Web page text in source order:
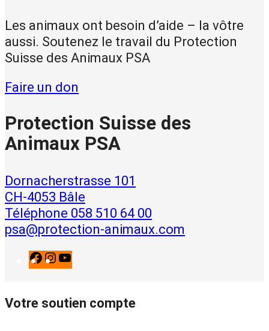
Les animaux ont besoin d’aide – la vôtre
aussi. Soutenez le travail du Protection
Suisse des Animaux PSA
Faire un don
Protection Suisse des
Animaux PSA
Dornacherstrasse 101
CH-4053 Bâle
Téléphone 058 510 64 00
psa@protection-animaux.com
F
e
I
t
T
Votre soutien compte